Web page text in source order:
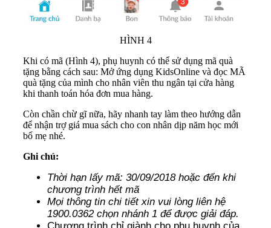
HÌNH 4
Khi có mã (Hình 4), phụ huynh có thể sử dụng mã quà
tặng bằng cách sau: Mở ứng dụng KidsOnline và đọc MÃ
quà tặng của mình cho nhân viên thu ngân tại cửa hàng
khi thanh toán hóa đơn mua hàng.
Còn chần chừ gĩ nữa, hãy nhanh tay làm theo hướng dẫn
để nhận trợ giá mua sách cho con nhân dịp năm học mới
bố mẹ nhé.
Ghi chú:
Thời hạn lấy mã: 30/09/2018 hoặc đến khi
chương trình hết mã
Mọi thông tin chi tiết xin vui lòng liên hệ
1900.0362 chọn nhánh 1 để được giải đáp.